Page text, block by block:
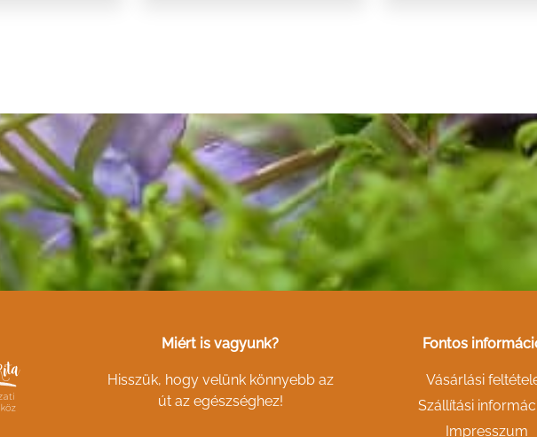
Miért is vagyunk?
Hisszük, hogy velünk könnyebb az
út az egészséghez!
Fontos
Vásárlási
Szállítási
Impresszum